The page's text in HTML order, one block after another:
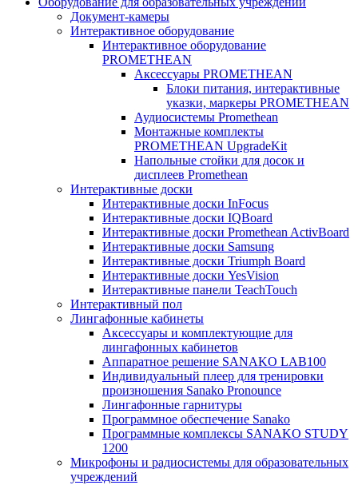
Документ-камеры
Интерактивное оборудование
Интерактивное оборудование
PROMETHEAN
Аксессуары PROMETHEAN
Блоки питания, интерактивные
указки, маркеры PROMETHEAN
Аудиосистемы Promethean
Монтажные комплекты
PROMETHEAN UpgradeKit
Напольные стойки для досок и
дисплеев Promethean
Интерактивные доски
Интерактивные доски InFocus
Интерактивные доски IQBoard
Интерактивные доски Promethean ActivBoard
Интерактивные доски Samsung
Интерактивные доски Triumph Board
Интерактивные доски YesVision
Интерактивные панели TeachTouch
Интерактивный пол
Лингафонные кабинеты
Аксессуары и комплектующие для
лингафонных кабинетов
Аппаратное решение SANAKO LAB100
Индивидуальный плеер для тренировки
произношения Sanako Pronounce
Лингафонные гарнитуры
Программное обеспечение Sanako
Программные комплексы SANAKO STUDY
1200
Микрофоны и радиосистемы для образовательных
учреждений